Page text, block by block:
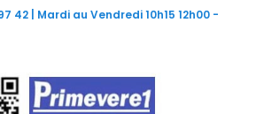
42 | Mardi au Vendredi 10h15 12h00 -